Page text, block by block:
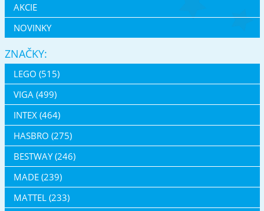
AKCIE
NOVINKY
ZNAČKY:
LEGO (515)
VIGA (499)
INTEX (464)
HASBRO (275)
BESTWAY (246)
MADE (239)
MATTEL (233)